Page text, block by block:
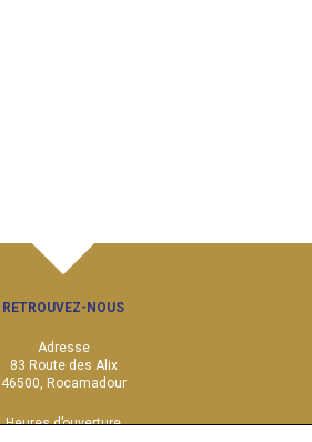
RETROUVEZ-NOUS
Adresse
83 Route des Alix
46500, Rocamadour
Heures d’ouverture